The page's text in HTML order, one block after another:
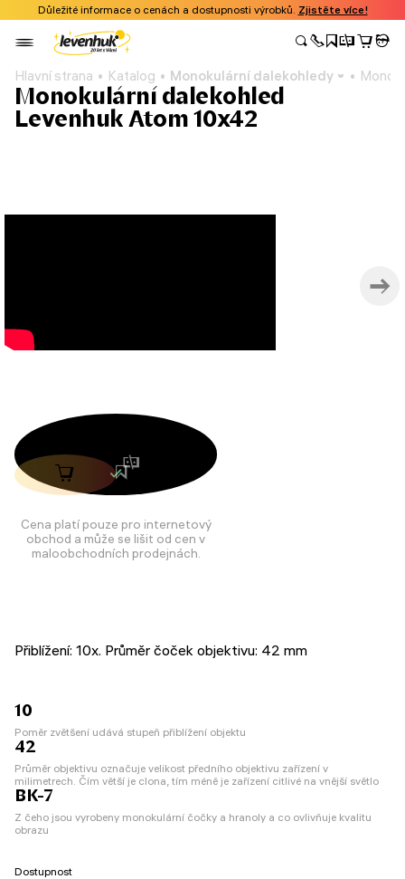
Důležité informace o cenách a dostupnosti výrobků. Zjistěte více!
Hlavní strana Katalog Monokulární dalekohledy
Monokulární dalekohled
Levenhuk Atom 10x42
Cena platí pouze pro internetový
obchod a může se lišit od cen v
maloobchodních prodejnách.
Přiblížení: 10x. Průměr čoček objektivu: 42 mm
10
Poměr zvětšení udává stupeň přiblížení objektu
42
Průměr objektivu označuje velikost předního objektivu zařízení v
milimetrech. Čím větší je clona, tím méně je zařízení citlivé na vnější světlo
BK-7
Z čeho jsou vyrobeny monokulární čočky a hranoly a co ovlivňuje kvalitu
obrazu
Dostupnost